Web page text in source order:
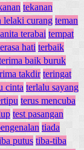
tekanan
lelaki curang teman
terabai tempat
hati terbaik
baik buruk
takdir teringat
cinta terlalu sayang
terus mencuba
test pasangan
tiada
putus tiba-tiba